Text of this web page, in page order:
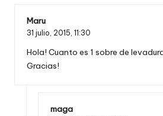
Maru
31 julio, 2015, 11:30
Hola! Cuanto es 1 sobre de
Gracias!
maga